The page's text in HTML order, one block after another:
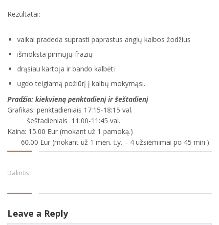
Rezultatai:
vaikai pradeda suprasti paprastus anglų kalbos žodžius
išmoksta pirmųjų frazių
drąsiau kartoja ir bando kalbėti
ugdo teigiamą požiūrį į kalbų mokymąsi.
Pradžia: kiekvieną penktadienį ir šeštadienį
Grafikas: penktadieniais 17:15-18:15 val.
šeštadieniais 11:00-11:45 val.
Kaina: 15.00 Eur (mokant už 1 pamoką.)
60.00 Eur (mokant už 1 mėn. t.y. – 4 užsiėmimai po 45 min.)
Dalintis:
Leave a Reply